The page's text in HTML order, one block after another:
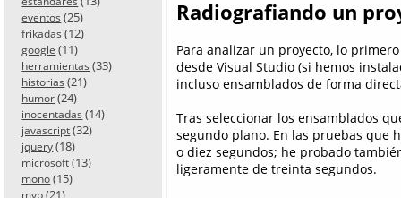
eventos (25)
frikadas (12)
google (11)
herramientas (33)
historias (21)
humor (24)
inocentadas (14)
javascript (32)
jquery (18)
microsoft (13)
mono (15)
mvp (21)
Radiografiando un
Para analizar un proyecto, lo
desde Visual Studio (si hemos
incluso ensamblados de forma
Tras seleccionar los ensamblados
segundo plano. En las pruebas que
o diez segundos; he probado
ligeramente de treinta segundos.